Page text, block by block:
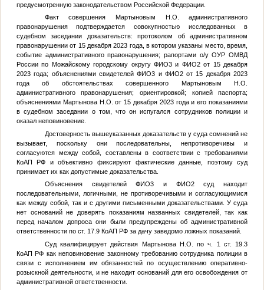
предусмотренную законодательством Российской Федерации.
Факт совершения Мартыновым Н.О. административного
правонарушения подтверждается совокупностью исследованных в
судебном заседании доказательств: протоколом об административном
правонарушении от 15 декабря 2023 года, в котором указаны место, время,
событие административного правонарушения; рапортами о/у ОУР ОМВД
России по Можайскому городскому округу ФИО3 и ФИО2от 15 декабря
2023 года; объяснениями свидетелейФИО3 и ФИО2от 15 декабря 2023
года об обстоятельствах совершенного Мартыновым Н.О.
административного правонарушения; ориентировкой; копией паспорта;
объяснениями Мартынова Н.О. от 15 декабря 2023 года и его показаниями
в судебном заседании о том, что он испугался сотрудников полиции и
оказал неповиновение.
Достоверность вышеуказанных доказательств у суда сомнений не
вызывает, поскольку они последовательны, непротиворечивы и
согласуются между собой, составлены в соответствии с требованиями
КоАП РФ и объективно фиксируют фактические данные, поэтому суд
принимает их как допустимые доказательства.
Объяснения свидетелейФИО3 и ФИО2суд находит
последовательными, логичными, не противоречивыми и согласующимися
как между собой, так и с другими письменными доказательствами. У суда
нет оснований не доверять показаниям названных свидетелей, так как
перед началом допроса они были предупреждены об административной
ответственности по ст. 17.9 КоАП РФ за дачу заведомо ложных показаний.
Суд квалифицирует действия Мартынова Н.О. по ч. 1 ст. 19.3
КоАП РФ как неповиновение законному требованию сотрудника полиции в
связи с исполнением им обязанностей по осуществлению оперативно-
розыскной деятельности, и не находит оснований для его освобождения от
административной ответственности.